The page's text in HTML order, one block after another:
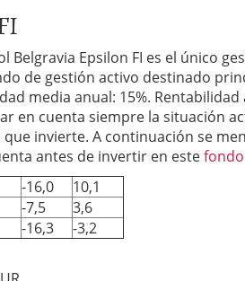
Belgravia Epsilon FI es el único
de gestión activo destinado
media anual: 15%. Rentabilidad
en cuenta siempre la situación
invierte. A continuación se
antes de invertir en este
-16,0
10,1
-7,5
3,6
-16,3 -3,2